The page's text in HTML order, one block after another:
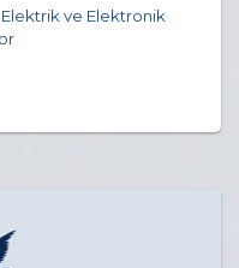
ve Elektronik